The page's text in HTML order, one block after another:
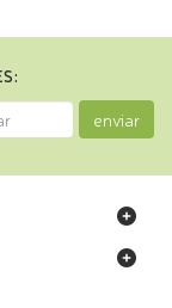
enviar